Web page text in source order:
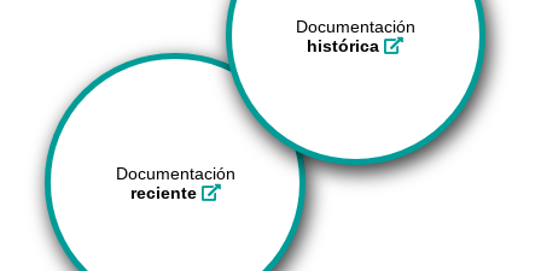
Documentación
histórica
Documentación
reciente